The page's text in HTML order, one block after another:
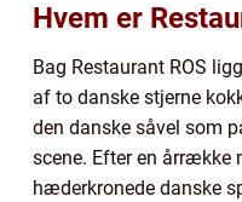
Hvem er
Bag Restaurant ROS
af to danske stjerne
den danske såvel som
scene. Efter en årrække
hæderkronede danske